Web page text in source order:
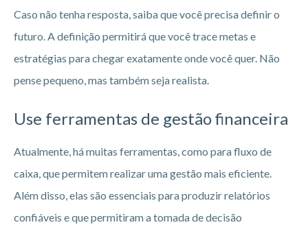
Caso não tenha resposta, saiba que você precisa definir o
futuro. A definição permitirá que você trace metas e
estratégias para chegar exatamente onde você quer. Não
pense pequeno, mas também seja realista.
Use ferramentas de gestão financeira
Atualmente, há muitas ferramentas, como para fluxo de
caixa, que permitem realizar uma gestão mais eficiente.
Além disso, elas são essenciais para produzir relatórios
confiáveis e que permitiram a tomada de decisão